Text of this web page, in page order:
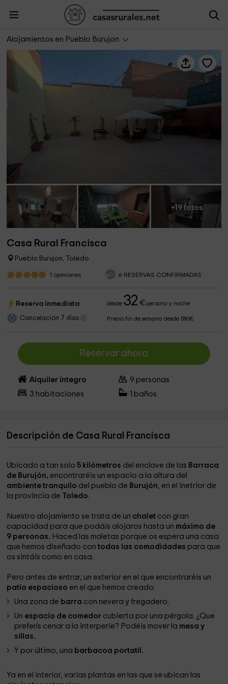
Alojamientos en Pueblo Burujon
Casa Rural Francisca
+19 fotos
Casa Rural Francisca
Pueblo Burujon, Toledo
1 opiniones 6 RESERVAS CONFIRMADAS
Reserva inmediata desde32 €persona y noche
Cancelación 7 días Precio fin de semana desde 580€
Reservar ahora
Alquiler íntegro 9 personas
3 habitaciones baños
Descripción de Casa Rural Francisca
Ubicado a tan solo 5 kilómetros del enclave de las Barraca
de Burujón, encontraréis un espacio a la altura del
ambiente tranquilo del pueblo de Burujón, en el inetrior de
la provincia de Toledo.
Nuestro alojamiento se trata de un chalet con gran
capacidad para que podáis alojaros hasta un máximo de
9 personas. Haced las maletas porque os espera una casa
que hemos diseñado con todas las comodidades para que
os sintáis como en casa.
Pero antes de entrar, un exterior en el que encontraréis un
patio espacioso en el que hemos creado:
Una zona de barra con nevera y fregadero.
Un espacio de comedor cubierta por una pérgola. ¿Que
preferís cenar a la interperie? Podéis mover la mesa y
sillas.
Y por último, una barbacoa portatil.
Ya en el interior, varias plantas en las que se ubican las